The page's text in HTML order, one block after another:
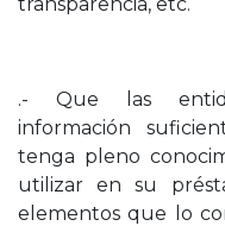
.- Que las
información
tenga pleno
utilizar en su
elementos que lo